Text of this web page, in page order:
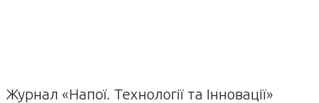
Журнал «Напої. Технології та Інновації»